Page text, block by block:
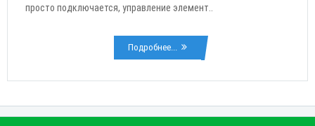
просто подключается, управление элемент..
Подробнее...